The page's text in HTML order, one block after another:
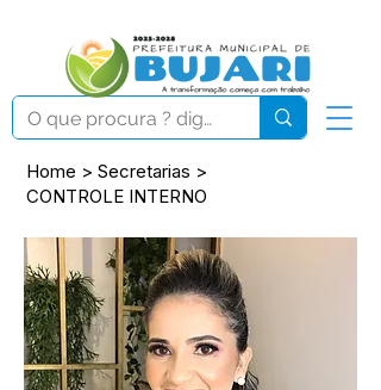
Home > Secretarias >
CONTROLE INTERNO